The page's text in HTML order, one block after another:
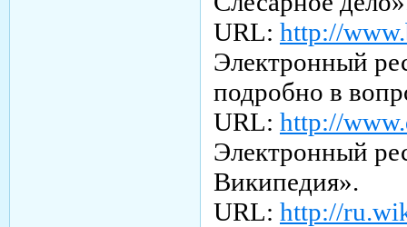
URL: http://
Электронный
подробно в
URL: http://
Электронный
Википедия».
URL: http://